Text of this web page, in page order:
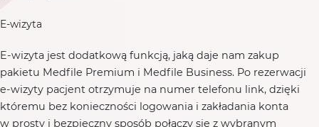
E-wizyta
E-wizyta jest dodatkową funkcją, jaką daje nam zakup
pakietu Medfile Premium i Medfile Business. Po rezerwacji
e-wizyty pacjent otrzymuje na numer telefonu link, dzięki
któremu bez konieczności logowania i zakładania konta
w prosty i bezpieczny sposób połączy się z wybranym